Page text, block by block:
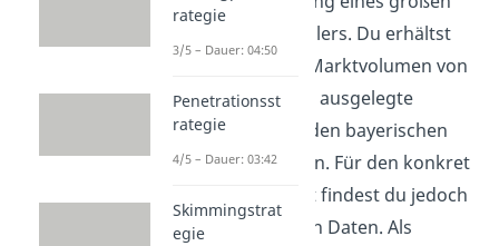
Autoreifenherstellers. Du erhältst
den Auftrag das Marktvolumen von
speziell auf SUV’s ausgelegte
Winterreifen für den bayerischen
Markt zu ermitteln. Für den konkret
definierten Markt findest du jedoch
keine verfügbaren Daten. Als
rategie
3/5 – Dauer: 04:50
Penetrationsst
rategie
4/5 – Dauer: 03:42
Skimmingstrat
egie